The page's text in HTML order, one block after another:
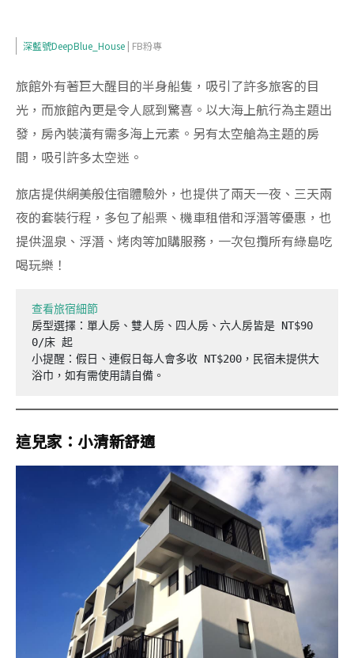
深藍號DeepBlue_House | FB粉專
旅館外有著巨大醒目的半身船隻，吸引了許多旅客的目
光，而旅館內更是令人感到驚喜。以大海上航行為主題出
發，房內裝潢有需多海上元素。另有太空艙為主題的房
間，吸引許多太空迷。
旅店提供網美般住宿體驗外，也提供了兩天一夜、三天兩
夜的套裝行程，多包了船票、機車租借和浮潛等優惠，也
提供溫泉、浮潛、烤肉等加購服務，一次包攬所有綠島吃
喝玩樂！
查看旅宿細節
房型選擇：單人房、雙人房、四人房、六人房皆是 NT$90
0/床 起
小提醒：假日、連假日每人會多收 NT$200，民宿未提供大
浴巾，如有需使用請自備。
這兒家：小清新舒適